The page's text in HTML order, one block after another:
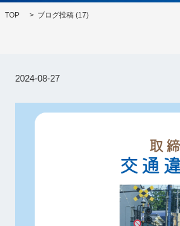
TOP ブログ投稿 (17)
2024-08-27